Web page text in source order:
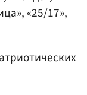
«25/17»,